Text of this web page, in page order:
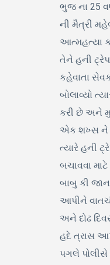
ભુજ ના 25
ની મૈત્રી
આત્મહત્યા
તેને હની
કહેવાતા
બોલાવ્યો
કરી છે અને
એક શખ્સ ને
ત્યારે હની
બચાવવા
બાબુ કી
આપીને
અને દોઢ
હદે ત્રાસ
પગલે